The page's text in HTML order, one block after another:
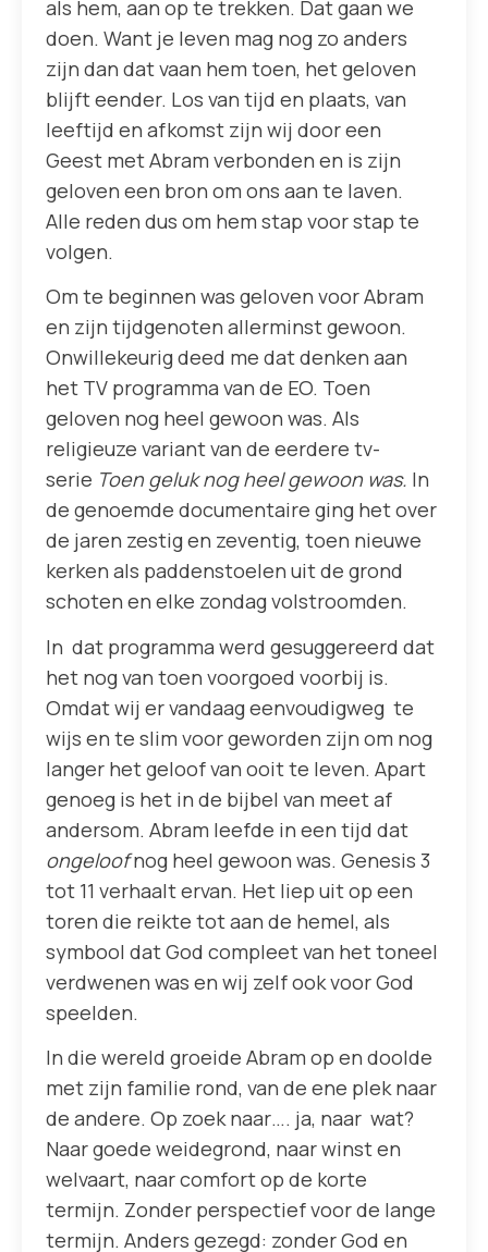
als hem, aan op te trekken. Dat gaan we
doen. Want je leven mag nog zo anders
zijn dan dat vaan hem toen, het geloven
blijft eender. Los van tijd en plaats, van
leeftijd en afkomst zijn wij door een
Geest met Abram verbonden en is zijn
geloven een bron om ons aan te laven.
Alle reden dus om hem stap voor stap te
volgen.
Om te beginnen was geloven voor Abram
en zijn tijdgenoten allerminst gewoon.
Onwillekeurig deed me dat denken aan
het TV programma van de EO. Toen
geloven nog heel gewoon was. Als
religieuze variant van de eerdere tv-
serie Toen geluk nog heel gewoon was. In
de genoemde documentaire ging het over
de jaren zestig en zeventig, toen nieuwe
kerken als paddenstoelen uit de grond
schoten en elke zondag volstroomden.
In dat programma werd gesuggereerd dat
het nog van toen voorgoed voorbij is.
Omdat wij er vandaag eenvoudigweg te
wijs en te slim voor geworden zijn om nog
langer het geloof van ooit te leven. Apart
genoeg is het in de bijbel van meet af
andersom. Abram leefde in een tijd dat
ongeloofnog heel gewoon was. Genesis 3
tot 11 verhaalt ervan. Het liep uit op een
toren die reikte tot aan de hemel, als
symbool dat God compleet van het toneel
verdwenen was en wij zelf ook voor God
speelden.
In die wereld groeide Abram op en doolde
met zijn familie rond, van de ene plek naar
de andere. Op zoek naar…. ja, naar wat?
Naar goede weidegrond, naar winst en
welvaart, naar comfort op de korte
termijn. Zonder perspectief voor de lange
termijn. Anders gezegd: zonder God en